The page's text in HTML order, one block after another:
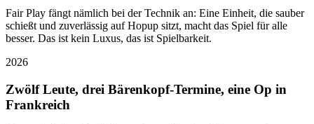
Fair Play fängt nämlich bei der Technik an: Eine Einheit, die sauber
schießt und zuverlässig auf Hopup sitzt, macht das Spiel für alle
besser. Das ist kein Luxus, das ist Spielbarkeit.
2026
Zwölf Leute, drei Bärenkopf-Termine, eine Op in
Frankreich